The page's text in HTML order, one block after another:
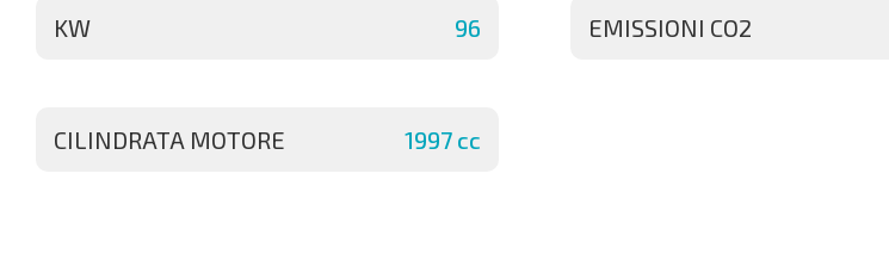
KW 96 EMISSIONI CO2
CILINDRATA MOTORE 1997 cc